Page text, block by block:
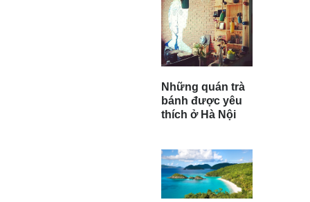
Những quán trà
bánh được yêu
thích ở Hà Nội